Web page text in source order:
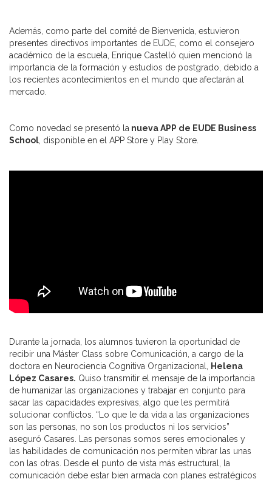
Además, como parte del comité de Bienvenida, estuvieron
presentes directivos importantes de EUDE, como el consejero
académico de la escuela, Enrique Castelló quien mencionó la
importancia de la formación y estudios de postgrado, debido a
los recientes acontecimientos en el mundo que afectarán al
mercado.
Como novedad se presentó la nueva APP de EUDE Business
School , disponible en el APP Store y Play Store.
Durante la jornada, los alumnos tuvieron la oportunidad de
recibir una Máster Class sobre Comunicación, a cargo de la
doctora en Neurociencia Cognitiva Organizacional,
Helena
López Casares. Quiso transmitir el mensaje de la importancia
de humanizar las organizaciones y trabajar en conjunto para
sacar las capacidades expresivas, algo que les permitirá
solucionar conflictos. “Lo que le da vida a las organizaciones
son las personas, no son los productos ni los servicios”
aseguró Casares. Las personas somos seres emocionales y
las habilidades de comunicación nos permiten vibrar las unas
con las otras. Desde el punto de vista más estructural, la
comunicación debe estar bien armada con planes estratégicos